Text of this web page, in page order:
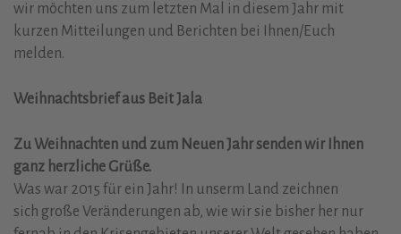
wir möchten uns zum letzten Mal in diesem Jahr mit
kurzen Mitteilungen und Berichten bei Ihnen/Euch
melden.
Weihnachtsbrief aus Beit Jala
Zu Weihnachten und zum Neuen Jahr senden wir Ihnen
ganz herzliche Grüße.
Was war 2015 für ein Jahr! In unserm Land zeichnen
sich große Veränderungen ab, wie wir sie bisher her nur